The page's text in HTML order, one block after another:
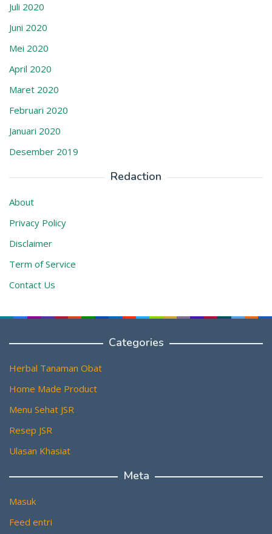
Juli 2020
Juni 2020
Mei 2020
April 2020
Maret 2020
Februari 2020
Januari 2020
Desember 2019
Redaction
About
Privacy Policy
Disclaimer
Term of Service
Contact Us
Categories
Herbal Tanaman Obat
Home Made Product
Menu Sehat JSR
Resep JSR
Ulasan Khasiat
Meta
Masuk
Feed entri